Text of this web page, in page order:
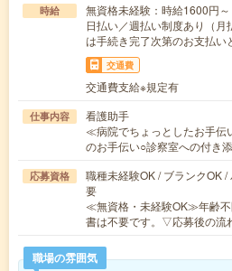
時給
無資格未経験：時給1600
日払い／週払い制度あり（
は手続き完了次第のお支払い
交通費
交通費支給※規定有
仕事内容
看護助手
≪病院でちょっとしたお手
のお手伝い○診察室への付き
応募資格
職種未経験OK / ブランクOK
要
≪無資格・未経験OK≫年齢
書は不要です。▽応募後の流
職場の雰囲気